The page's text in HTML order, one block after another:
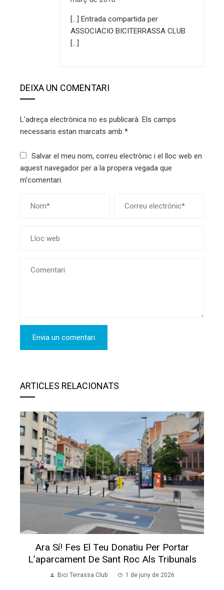
[…] Entrada compartida per
ASSOCIACIO BICITERRASSA CLUB
[…]
DEIXA UN COMENTARI
L'adreça electrònica no es publicarà. Els camps
necessaris estan marcats amb *
Salvar el meu nom, correu electrònic i el lloc web en
aquest navegador per a la propera vegada que
m'comentari.
ARTICLES RELACIONATS
Ara Sí! Fes El Teu Donatiu Per Portar
L’aparcament De Sant Roc Als Tribunals
Bici Terrassa Club 1 de juny de 2026